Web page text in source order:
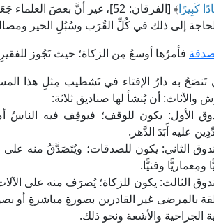
كَبِيرًا
﴾ [الفرقان: 52]، غير أنَّ
إلى ذلك في كُلِّ القُرَب وسُبُلِ الخير
فأمرُها أوسعُ مِن الزكاة؛ حيث تَجُوز
تَنصَحُ به دارُ الإفتاء في تَشطيب مِثلِ هذا
والأثاث: أن يُنشأ لها صناديق ثلاثة:
الأول: يكون للوقف؛ فيوقِف فيه الناسُ
عليه أَبَدَ الدَّهر.
الثاني: يكون للصدقات؛ ويُتَصَدَّقُ منه على
ومِعماريًّا وفنيًّا.
الثالث: يكون للزكاة؛ يُصرَف منه على
بالمرضى غير القادرين بصورةٍ مباشرةٍ أو
الجراحية والأشعة ونحو ذلك.